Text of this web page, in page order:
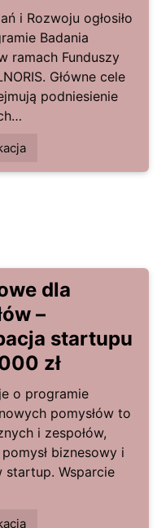
i Rozwoju ogłosiło
Badania
ramach Funduszy
Główne cele
podniesienie
dla
–
startupu
zł
o programie
pomysłów to
i zespołów,
biznesowy i
startup. Wsparcie